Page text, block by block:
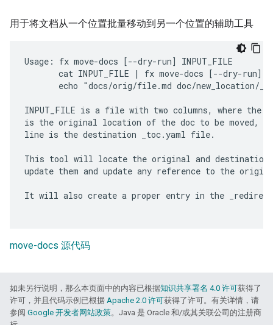
用于将文档从一个位置批量移动到另一个位置的辅助工具
Usage: fx move-docs [--dry-run] INPUT_FILE
       cat INPUT_FILE | fx move-docs [--dry-run]
echo "docs/orig/file.md doc/new_location/
INPUT_FILE is a file with two columns, where the
is the original location of the doc to be moved,
line is the destination _toc.yaml file.
This tool will locate the original and
update them and update any reference to the
It will also create a proper entry in the
move-docs 源代码
如未另行说明，那么本页面中的内容已根据知识共享署名 4.0 许可获得了
许可，并且代码示例已根据 Apache 2.0 许可获得了许可。有关详情，请
参阅 Google 开发者网站政策。Java 是 Oracle 和/或其关联公司的注册商